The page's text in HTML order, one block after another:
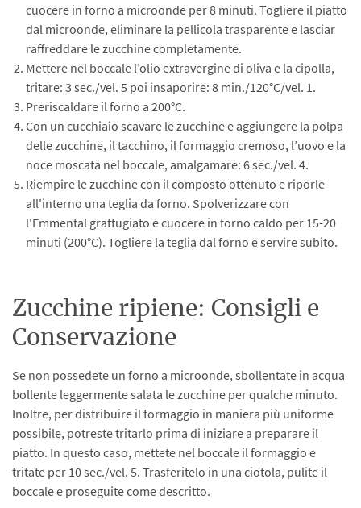
cuocere in forno a microonde per 8 minuti. Togliere il piatto
dal microonde, eliminare la pellicola trasparente e lasciar
raffreddare le zucchine completamente.
Mettere nel boccale l’olio extravergine di oliva e la cipolla,
tritare: 3 sec./vel. 5 poi insaporire: 8 min./120°C/vel. 1.
Preriscaldare il forno a 200°C.
Con un cucchiaio scavare le zucchine e aggiungere la polpa
delle zucchine, il tacchino, il formaggio cremoso, l’uovo e la
noce moscata nel boccale, amalgamare: 6 sec./vel. 4.
Riempire le zucchine con il composto ottenuto e riporle
all'interno una teglia da forno. Spolverizzare con
l'Emmental grattugiato e cuocere in forno caldo per 15-20
minuti (200°C). Togliere la teglia dal forno e servire subito.
Zucchine ripiene: Consigli e
Conservazione
Se non possedete un forno a microonde, sbollentate in acqua
bollente leggermente salata le zucchine per qualche minuto.
Inoltre, per distribuire il formaggio in maniera più uniforme
possibile, potreste tritarlo prima di iniziare a preparare il
piatto. In questo caso, mettete nel boccale il formaggio e
tritate per 10 sec./vel. 5. Trasferitelo in una ciotola, pulite il
boccale e proseguite come descritto.